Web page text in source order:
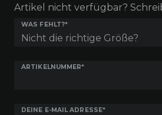
Artikel nicht verfügbar?
WAS FEHLT?*
ARTIKELNUMMER*
DEINE E-MAIL ADRESSE*